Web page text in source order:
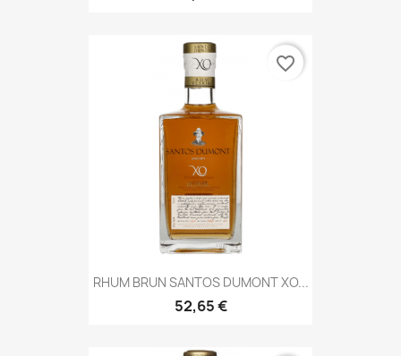
RHUM BRUN SANTOS DUMONT XO...
52,65 €
favorite_border